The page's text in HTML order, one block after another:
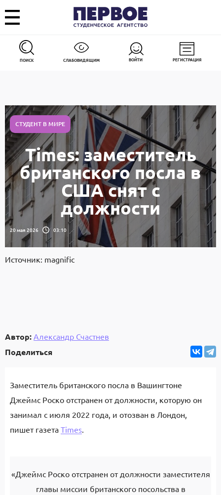
ПОИСК СЛАБОВИДЯЩИМ ВОЙТИ РЕГИСТРАЦИЯ
СТУДЕНТ В МИРЕ
Times: заместитель
британского посла в
США снят с
должности
20 мая 2026 03:10
Источник: magnific
Автор: Александр Счастнев
Поделиться
Заместитель британского посла в Вашингтоне
Джеймс Роско отстранен от должности, которую он
занимал с июля 2022 года, и отозван в Лондон,
пишет газета Times.
«Джеймс Роско отстранен от должности заместителя
главы миссии британского посольства в